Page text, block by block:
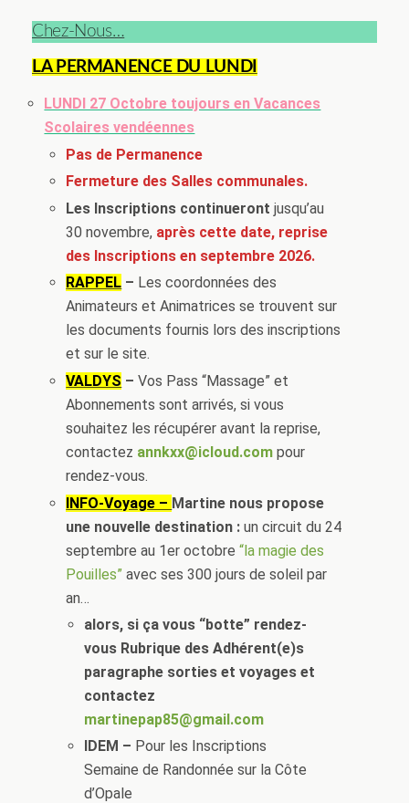
Chez-Nous…
LA PERMANENCE DU LUNDI
LUNDI 27 Octobre toujours en Vacances
Scolaires vendéennes
Pas de Permanence
Fermeture des Salles communales.
Les Inscriptions continuerontjusqu’au
30 novembre, après cette date, reprise
des Inscriptions en septembre 2026.
RAPPEL – Les coordonnées des
Animateurs et Animatrices se trouvent sur
les documents fournis lors des inscriptions
et sur le site.
VALDYS – Vos Pass “Massage” et
Abonnements sont arrivés, si vous
souhaitez les récupérer avant la reprise,
contactez annkxx@icloud.com pour
rendez-vous.
INFO-Voyage – Martine nous propose
une nouvelle destination :un circuit du 24
septembre au 1er octobre“la magie des
Pouilles” avec ses 300 jours de soleil par
an…
alors, si ça vous “botte” rendez-
vous Rubrique des Adhérent(e)s
paragraphe sorties et voyages et
contactez
martinepap85@gmail.com
IDEM – Pour les Inscriptions
Semaine de Randonnée sur la Côte
d’Opale